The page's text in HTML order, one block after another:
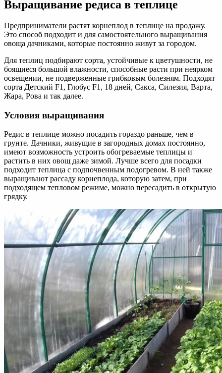
Выращивание редиса в теплице
Предприниматели растят корнеплод в теплице на продажу.
Это способ подходит и для самостоятельного выращивания
овоща дачниками, которые постоянно живут за городом.
Для теплиц подбирают сорта, устойчивые к цветушности, не
боящиеся большой влажности, способные расти при неярком
освещении, не подверженные грибковым болезням. Подходят
сорта Детский F1, Глобус F1, 18 дней, Сакса, Силезия, Варта,
Жара, Рова и так далее.
Условия выращивания
Редис в теплице можно посадить гораздо раньше, чем в
грунте. Дачники, живущие в загородных домах постоянно,
имеют возможность устроить обогреваемые теплицы и
растить в них овощ даже зимой. Лучше всего для посадки
подходит теплица с подпочвенным подогревом. В ней также
выращивают рассаду корнеплода, которую затем, при
подходящем тепловом режиме, можно пересадить в открытую
грядку.